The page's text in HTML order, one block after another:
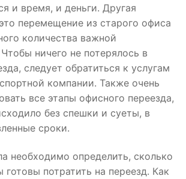
и время, и деньги. Другая
перемещение из старого офиса
количества важной
ничего не потерялось в
следует обратиться к услугам
компании. Также очень
все этапы офисного переезда,
без спешки и суеты, в
сроки.
необходимо определить, сколько
потратить на переезд. Как